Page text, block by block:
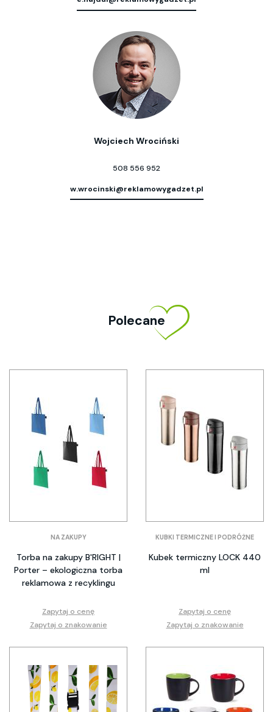
Wojciech Wrociński
508 556 952
w.wrocinski@reklamowygadzet.pl
Polecane
NA ZAKUPY
Torba na zakupy B'RIGHT |
Porter – ekologiczna torba
reklamowa z recyklingu
Zapytaj o cenę
Zapytaj o znakowanie
KUBKI TERMICZNE I PODRÓŻNE
Kubek termiczny LOCK 440
ml
Zapytaj o cenę
Zapytaj o znakowanie